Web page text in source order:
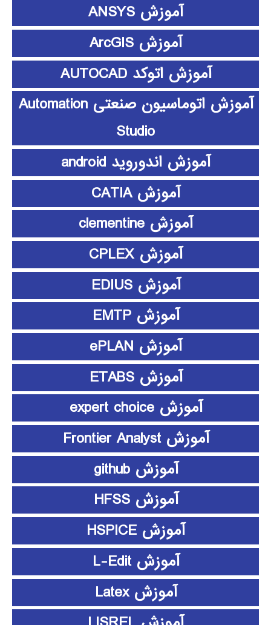
آموزش ANSYS
آموزش ArcGIS
آموزش اتوکد AUTOCAD
آموزش اتوماسیون صنعتی Automation
Studio
آموزش اندوروید android
آموزش CATIA
آموزش clementine
آموزش CPLEX
آموزش EDIUS
آموزش EMTP
آموزش ePLAN
آموزش ETABS
آموزش expert choice
آموزش Frontier Analyst
آموزش github
آموزش HFSS
آموزش HSPICE
آموزش L-Edit
آموزش Latex